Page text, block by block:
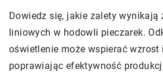
Dowiedz się, jakie zalety
liniowych w hodowli pieczarek.
oświetlenie może wspierać wzrost
poprawiając efektywność